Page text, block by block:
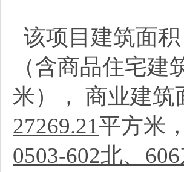
该项目建筑面积
（含商品住宅建
米）， 商业建筑
27269.21平方米
0503-602北、